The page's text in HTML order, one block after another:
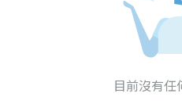
目前沒有任